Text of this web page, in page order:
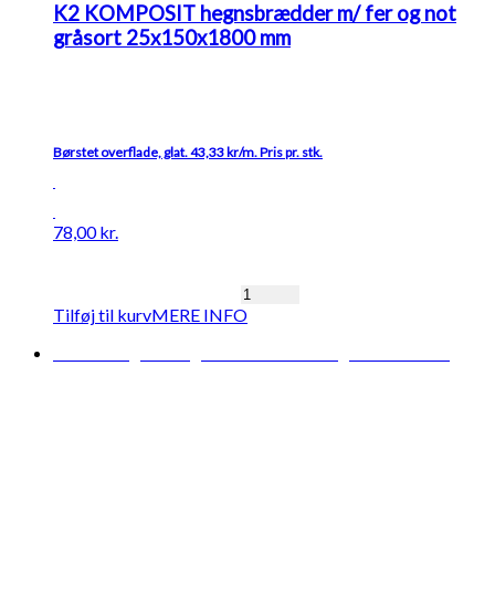
K2 KOMPOSIT hegnsbrædder m/ fer og not
gråsort 25x150x1800 mm
Børstet overflade, glat. 43,33 kr/m. Pris pr. stk.
78,00kr.
m/
Tilføj til kurvMERE INFO